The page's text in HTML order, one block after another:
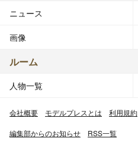
ニュース
画像
ルーム
人物一覧
会社概要 モデルプレスとは 利用規約
編集部からのお知らせ RSS一覧